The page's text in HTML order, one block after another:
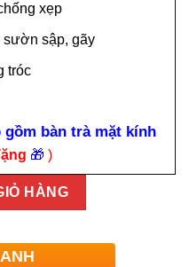
xẹp
sườn sập, gãy
tróc
bàn trà mặt kính
🎁 )
HÀNG